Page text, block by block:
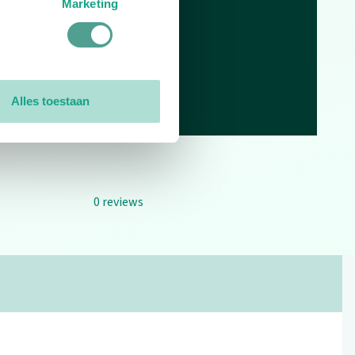
Marketing
Alles toestaan
0 reviews